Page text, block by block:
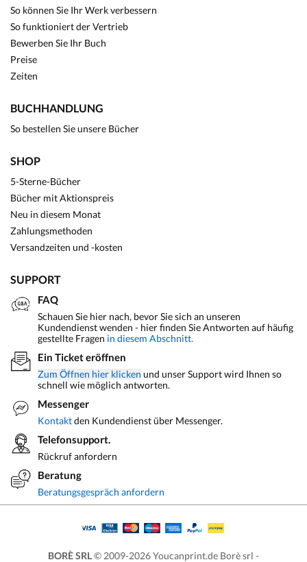
So können Sie Ihr Werk verbessern
So funktioniert der Vertrieb
Bewerben Sie Ihr Buch
Preise
Zeiten
BUCHHANDLUNG
So bestellen Sie unsere Bücher
SHOP
5-Sterne-Bücher
Bücher mit Aktionspreis
Neu in diesem Monat
Zahlungsmethoden
Versandzeiten und -kosten
SUPPORT
FAQ
Schauen Sie hier nach, bevor Sie sich an unseren
Kundendienst wenden - hier finden Sie Antworten auf häufig
gestellte Fragen in diesem Abschnitt.
Ein Ticket eröffnen
Zum Öffnen hier klicken und unser Support wird Ihnen so
schnell wie möglich antworten.
Messenger
Kontaktden Kundendienst über Messenger.
Telefonsupport.
Rückruf anfordern
Beratung
Beratungsgespräch anfordern
BORÈ SRL© 2009-2026 Youcanprint.de Borè srl -